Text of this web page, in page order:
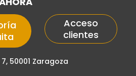
Acceso
clientes
50001 Zaragoza